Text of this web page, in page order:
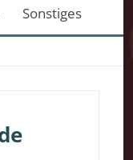
Sonstiges